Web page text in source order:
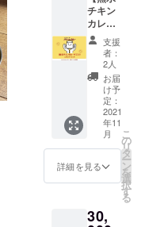
真空
パック
にして
「冷
凍」に
するこ
とで 味
や香り
や食感
を「お
店で食
べる
味」と
ほとん
ど変わ
なく味
まし
た」…
など、
たくさ
んのお
客様か
ら喜ば
れ、愛
される
カレー
となり
まし
んな名
物の
チキン
カ
の特
徴】 ま
るみ豚
は有限
会社 協
ファー
ムが生
産して
いる宮
崎ブラ
ンド
認定豚
肉で
をねが
リか
オー
バーす
る場合
は「チ
ケット
＋現
金」で
ご利用
くださ
いませ
ム・仮
名（支
援した
いけど
名前を
出した
くない
方な
ど） 自
由にお
選び出
来ま
す！！
※必ず支
欄にご
気のカ
レー
【無水
チキン
レー】
を「5
パッ
ク」を
3ヶ月間
毎月お
送りい
たしま
※11月よ
初旬に
チキン
カレー
定期
便】
【サブ
スクリ
プショ
ン】
【10
パック
×3ヶ
月】
【送料
込み】
【冷凍
店主パ
支援
者：
2人
お届
け予
定：
2021
年11
月
詳細を見る
こ
の
リ
タ
ー
ン
を
選
択
す
る
30,